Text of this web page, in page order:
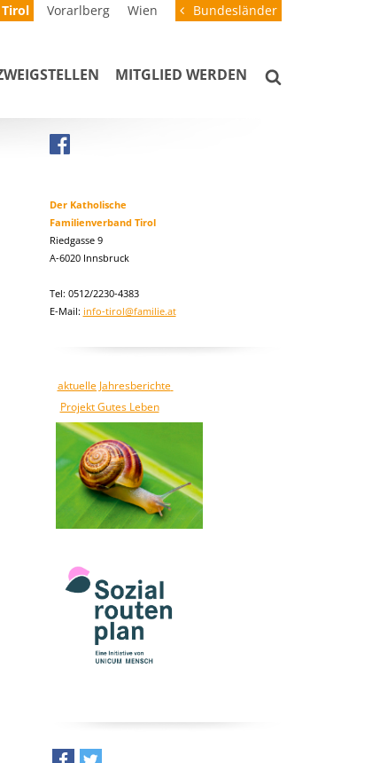
Tirol Vorarlberg Wien Bundesländer
MITGLIED WERDEN
Der Katholische
Familienverband Tirol
Riedgasse 9
A-6020 Innsbruck
Tel: 0512/2230-4383
E-Mail: info-tirol@familie.at
aktuelle Jahresberichte
Projekt Gutes Leben